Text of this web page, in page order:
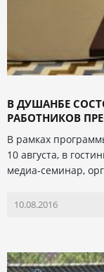
В ДУШАНБЕ
РАБОТНИКОВ
В рамках
10 августа, в
медиа-семинар,
10.08.2016